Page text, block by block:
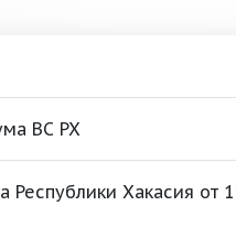
ВС РХ
Республики Хакасия от